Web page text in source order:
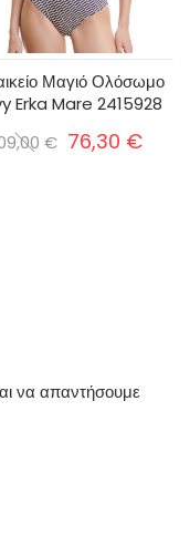
Μαγιό Ολόσωμο
Erka Mare 2415928
€ 76,30 €
να απαντήσουμε